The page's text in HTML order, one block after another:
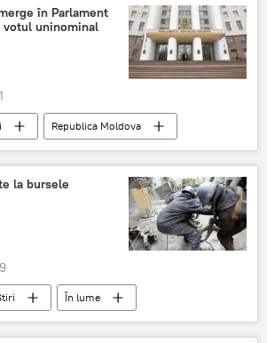
Duma de Stat a FR
Vladimir Lenin
100 de ani
în Parlament
uninominal
Republica Moldova
electoral
PD
Constituție
la bursele
În lume
Brent